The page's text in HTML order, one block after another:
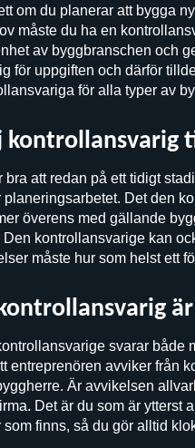
om du planerar att bygga
måste du ha en
av byggbranschen och
för uppgiften och därför
för alla typer av
kontrollansvarig
bra att redan på ett tidigt
planeringsarbetet. Det den
överens med gällande
Den kontrollansvarige kan
måste hur som helst ett
svarar både
entreprenören avviker från
Är avvikelsen
Det är du som är ytterst
som finns, så du gör alltid